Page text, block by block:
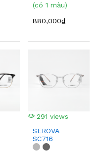
(có 1 màu)
880,000₫
291 views
SEROVA
SC716